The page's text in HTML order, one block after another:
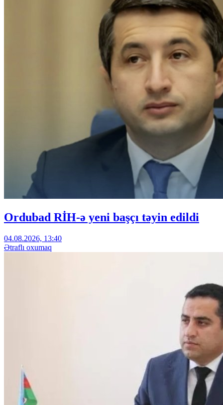
Ordubad RİH-ə yeni başçı təyin edildi
04.08.2026, 13:40
Ətraflı oxumaq